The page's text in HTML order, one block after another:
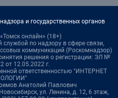
и государственных органов
онлайн» (18+)
по надзору в сфере связи,
коммуникаций (Роскомнадзор)
решения о регистрации: ЭЛ №
от 12.05.2022 г.
ответственностью "ИНТЕРНЕТ
Анатолий Павлович
ул. Ленина, д. 12, 6 этаж,